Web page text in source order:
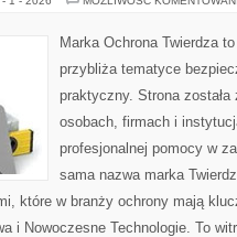
Marka Ochrona Twierdza
przybliża tematyce
praktyczny. Strona
osobach, firmach i
profesjonalnej pomocy w
sama nazwa marka
które w branży ochrony mają
i Nowoczesne Technologie. To